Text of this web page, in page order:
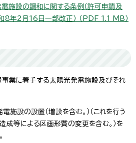
施設の調和に関する条例（許可申請及
8年2月16日一部改正） （PDF 1.1 MB）
業に着手する太陽光発電施設及びそれ
施設の設置（増設を含む。）（これを行う
成等による区画形質の変更を含む。）を